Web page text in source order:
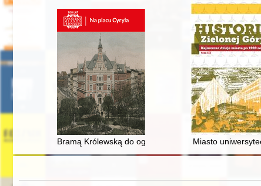
Bramą Królewską do ogrodów Miasto